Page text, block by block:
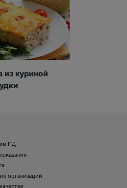
из куриной
ПД
организаций